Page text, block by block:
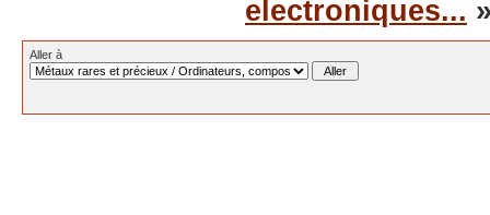
electroniques...
Aller à